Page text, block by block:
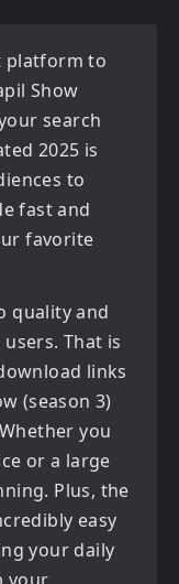
platform to
Show
search
2025 is
to
fast and
favorite
quality and
That is
links
(season 3)
you
or a large
Plus, the
easy
your daily